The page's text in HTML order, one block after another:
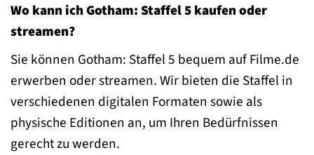
Wo kann ich Gotham: Staffel 5 kaufen oder
streamen?
Sie können Gotham: Staffel 5 bequem auf Filme.de
erwerben oder streamen. Wir bieten die Staffel in
verschiedenen digitalen Formaten sowie als
physische Editionen an, um Ihren Bedürfnissen
gerecht zu werden.